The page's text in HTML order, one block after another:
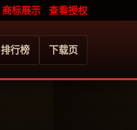
商标展示 查看授权
排行榜 下载页